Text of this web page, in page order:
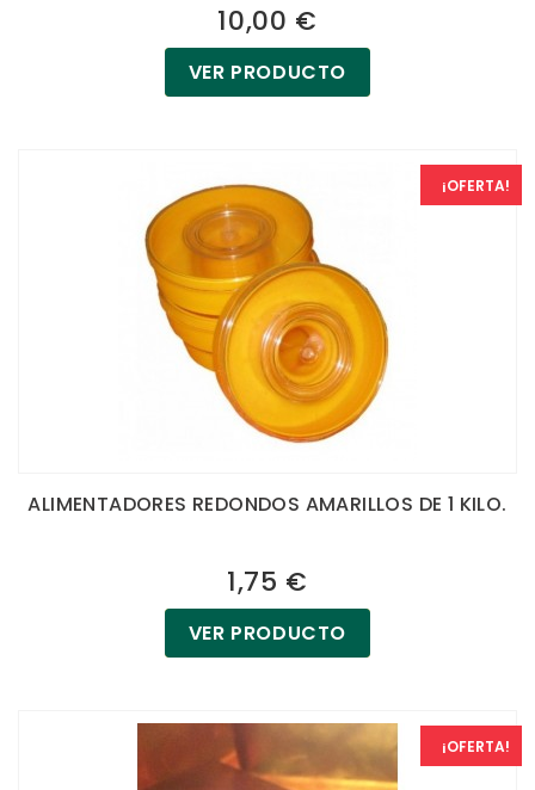
10,00 €
VER PRODUCTO
¡OFERTA!
ALIMENTADORES REDONDOS AMARILLOS DE 1 KILO.
1,75 €
VER PRODUCTO
¡OFERTA!